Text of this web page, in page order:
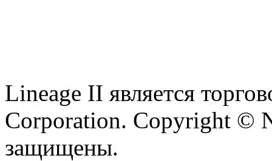
Lineage II является
Corporation. Copyright ©
защищены.